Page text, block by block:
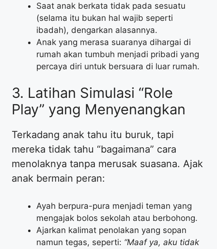
​Saat anak berkata tidak pada sesuatu
(selama itu bukan hal wajib seperti
ibadah), dengarkan alasannya.
​Anak yang merasa suaranya dihargai di
rumah akan tumbuh menjadi pribadi yang
percaya diri untuk bersuara di luar rumah.
​3. Latihan Simulasi “Role
Play” yang Menyenangkan
​Terkadang anak tahu itu buruk, tapi
mereka tidak tahu “bagaimana” cara
menolaknya tanpa merusak suasana. Ajak
anak bermain peran:
​Ayah berpura-pura menjadi teman yang
mengajak bolos sekolah atau berbohong.
​Ajarkan kalimat penolakan yang sopan
namun tegas, seperti: “Maaf ya, aku tidak